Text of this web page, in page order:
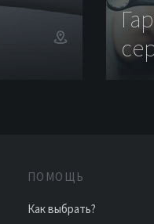
ПОМОЩЬ
Как выбрать?